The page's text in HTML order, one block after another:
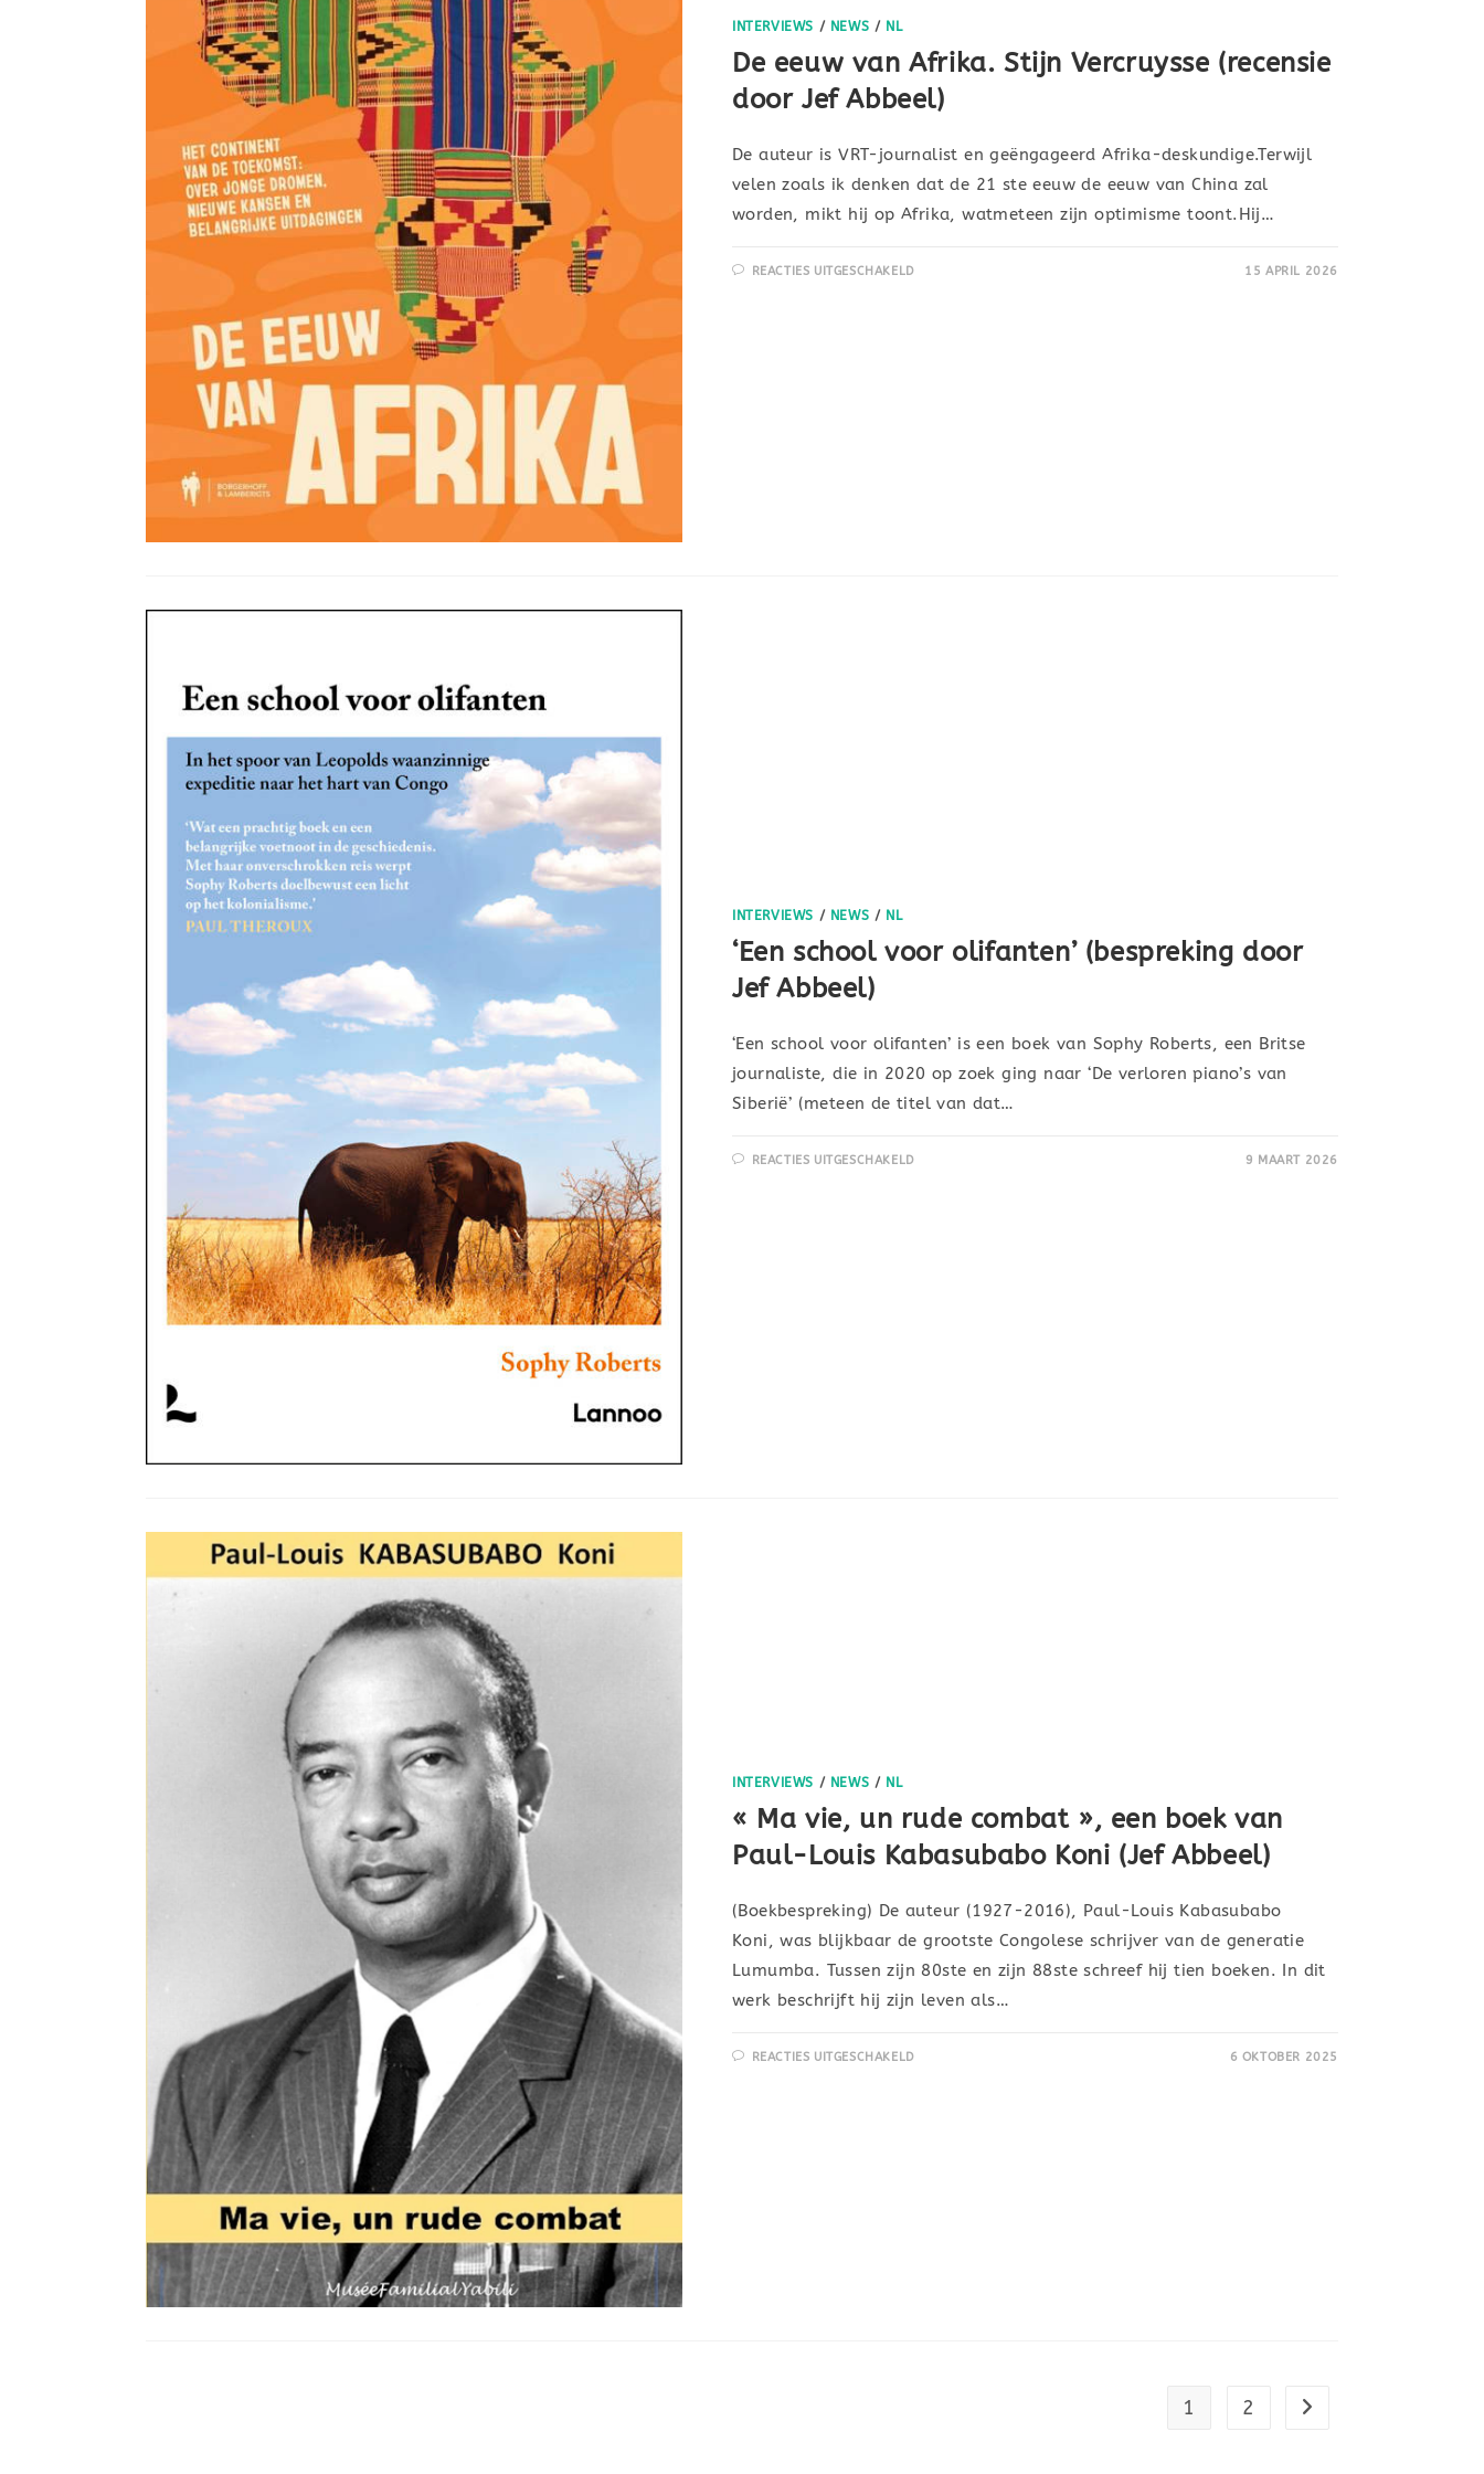
INTERVIEWS / NEWS / NL
De eeuw van Afrika. Stijn Vercruysse (recensie
door Jef Abbeel)
De auteur is VRT-journalist en geëngageerd Afrika-deskundige.Terwijl
velen zoals ik denken dat de 21 ste eeuw de eeuw van China zal
worden, mikt hij op Afrika, watmeteen zijn optimisme toont.Hij…
REACTIES UITGESCHAKELD 15 APRIL 2026
INTERVIEWS / NEWS / NL
‘Een school voor olifanten’ (bespreking door
Jef Abbeel)
‘Een school voor olifanten’ is een boek van Sophy Roberts, een Britse
journaliste, die in 2020 op zoek ging naar ‘De verloren piano’s van
Siberië’ (meteen de titel van dat…
REACTIES UITGESCHAKELD 9 MAART 2026
INTERVIEWS / NEWS / NL
« Ma vie, un rude combat », een boek van
Paul-Louis Kabasubabo Koni (Jef Abbeel)
(Boekbespreking) De auteur (1927-2016), Paul-Louis Kabasubabo
Koni, was blijkbaar de grootste Congolese schrijver van de generatie
Lumumba. Tussen zijn 80ste en zijn 88ste schreef hij tien boeken. In dit
werk beschrijft hij zijn leven als…
REACTIES UITGESCHAKELD 6 OKTOBER 2025
1 2